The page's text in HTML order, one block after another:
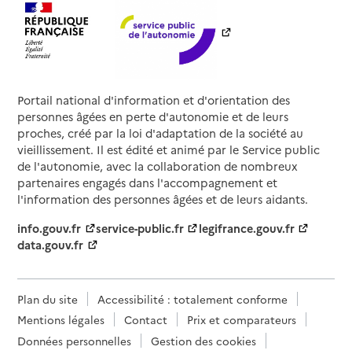
Portail national d'information et d'orientation des
personnes âgées en perte d'autonomie et de leurs
proches, créé par la loi d'adaptation de la société au
vieillissement. Il est édité et animé par le Service public
de l'autonomie, avec la collaboration de nombreux
partenaires engagés dans l'accompagnement et
l'information des personnes âgées et de leurs aidants.
info.gouv.fr
service-public.fr
legifrance.gouv.fr
data.gouv.fr
Plan du site
Accessibilité : totalement conforme
Mentions légales
Contact
Prix et comparateurs
Données personnelles
Gestion des cookies